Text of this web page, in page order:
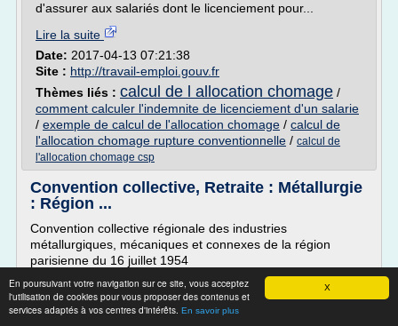
X
En poursuivant votre navigation sur ce site, vous acceptez
l'utilisation de cookies pour vous proposer des contenus et
services adaptés à vos centres d'intérêts. En savoir plus
d'assurer aux salariés dont le licenciement pour...
Lire la suite
Date: 2017-04-13 07:21:38
Site : http://travail-emploi.gouv.fr
Thèmes liés : calcul de l allocation chomage /
comment calculer l'indemnite de licenciement d'un salarie
/ exemple de calcul de l'allocation chomage / calcul de
l'allocation chomage rupture conventionnelle / calcul de
l'allocation chomage csp
Convention collective, Retraite : Métallurgie
: Région ...
Convention collective régionale des industries
métallurgiques, mécaniques et connexes de la région
parisienne du 16 juillet 1954
Métallurgie : Région parisienne (industries métallurgiques,
mécaniques et connexes)
Brochure n° 3126